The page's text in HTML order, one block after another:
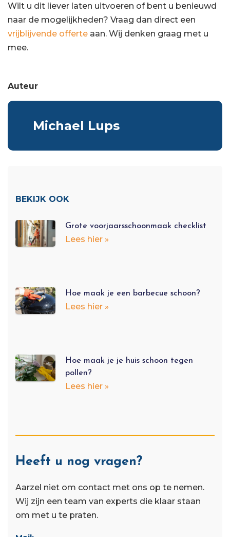
Wilt u dit liever laten uitvoeren of bent u benieuwd
naar de mogelijkheden? Vraag dan direct een
vrijblijvende offerte aan. Wij denken graag met u
mee.
Auteur
Michael Lups
BEKIJK OOK
Grote voorjaarsschoonmaak checklist
Lees hier »
Hoe maak je een barbecue schoon?
Lees hier »
Hoe maak je je huis schoon tegen
pollen?
Lees hier »
Heeft u nog vragen?
Aarzel niet om contact met ons op te nemen.
Wij zijn een team van experts die klaar staan ​​
om met u te praten.